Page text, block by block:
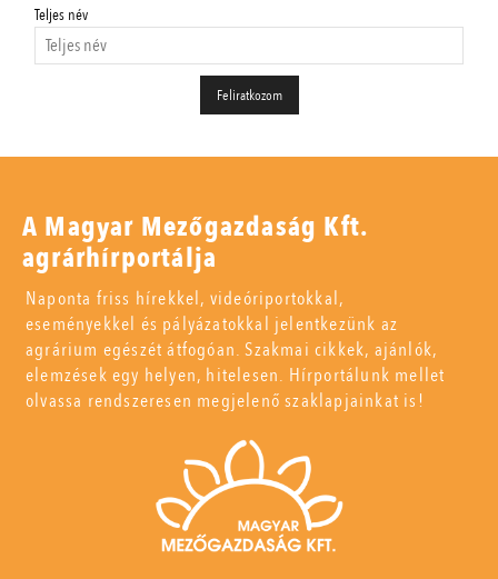
Teljes név
A Magyar Mezőgazdaság Kft.
agrárhírportálja
Naponta friss hírekkel, videóriportokkal,
eseményekkel és pályázatokkal jelentkezünk az
agrárium egészét átfogóan. Szakmai cikkek, ajánlók,
elemzések egy helyen, hitelesen. Hírportálunk mellet
olvassa rendszeresen megjelenő szaklapjainkat is!